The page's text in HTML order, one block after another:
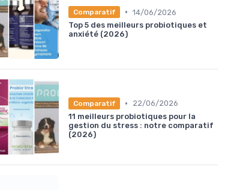
Comparatif • 14/06/2026
Top 5 des meilleurs probiotiques et
anxiété (2026)
Comparatif •
22/06/2026
11 meilleurs probiotiques pour la
gestion du stress : notre comparatif
(2026)